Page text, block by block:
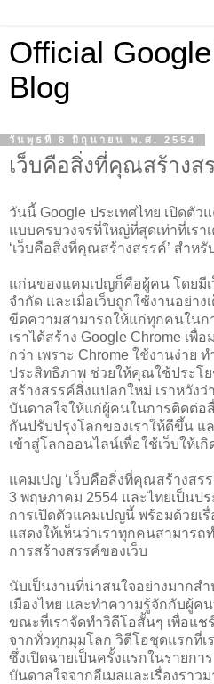
Official
Blog
วันพุธที่ 8 มิถุนายน พ.ศ. 2554
เว็บคือสิ่งที่คุณสร้างส
วันนี้ Google ประเทศไทย เปิดตั
แบบครบวงจรที่ใหญ่ที่สุดเท่าที่เร
‘เว็บคือสิ่งที่คุณสร้างสรรค์’ สำหรั
แก่นของแคมเปญก็คือผู้คน โดยมี
จำกัด และเมื่อเว็บถูกใช้งานอย่าง
ขีดความสามารถให้แก่ทุกคนในก
เราได้สร้าง Google Chrome เพื่
กว่า เพราะ Chrome ใช้งานง่าย
ประสิทธิภาพ ช่วยให้คุณใช้ประโย
สร้างสรรค์สิ่งแปลกใหม่ เราหวังว่
บันดาลใจให้แก่ผู้คนในการติดต่อ
กันปรับปรุงโลกของเราให้ดีขึ้น แ
เข้าสู่โลกออนไลน์เพื่อใช้เว็บให้เ
แคมเปญ ‘เว็บคือสิ่งที่คุณสร้างสร
3 พฤษภาคม 2554 และไทยเป็นป
การเปิดตัวแคมเปญนี้ พร้อมด้วยเ
แสดงให้เห็นว่าเราทุกคนสามารถ
การสร้างสรรค์ของเว็บ
นับเป็นงานที่น่าสนใจอย่างมากส
เมืองไทย และทำความรู้จักกับผู้ค
ขณะที่เราจัดทำวิดีโอสั้นๆ เพื่อแ
จากทั่วทุกมุมโลก วิดีโอชุดแรกที่เ
ซึ่งเปิดฉายเป็นครั้งแรกในรายการ
บันดาลใจจากอีเมลและเรื่องราว